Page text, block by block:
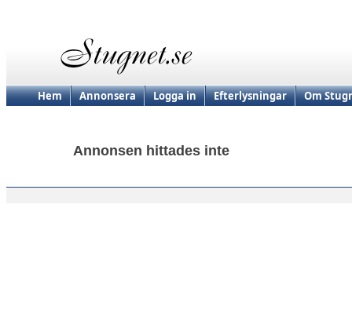
Hem Annonsera Logga in Efterlysningar Om
Annonsen hittades inte